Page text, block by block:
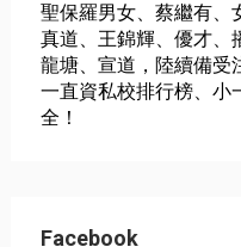
聖保羅男女、蔡繼有、
真道、王錦輝、優才、
龍塘、宣道，陸續備受
一直資私校排行榜、小
全！
Facebook